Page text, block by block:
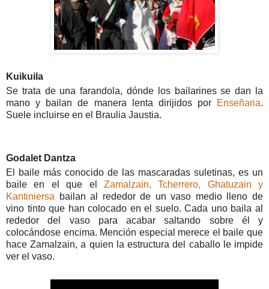
Kuikuila
Se trata de una farandola, dónde los bailarines se dan la
mano y bailan de manera lenta dirijidos por
Enseñaria.
Suele incluirse en el Braulia Jaustia.
Godalet Dantza
El baile más conocido de las mascaradas suletinas, es un
baile en el que el Zamalzain, Tcherrero, Ghatuzain y
Kantiniersa bailan al rededor de un vaso medio lleno de
vino tinto que han colocado en el suelo. Cada uno baila al
rededor del vaso para acabar saltando sobre él y
colocándose encima. Mención especial merece el baile que
hace Zamalzain, a quien la estructura del caballo le impide
ver el vaso.